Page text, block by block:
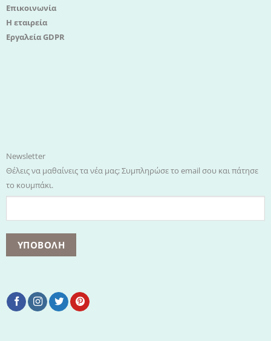
Επικοινωνία
Η εταιρεία
Εργαλεία GDPR
Newsletter
Θέλεις να μαθαίνεις τα νέα μας; Συμπληρώσε το email σου και πάτησε
το κουμπάκι.